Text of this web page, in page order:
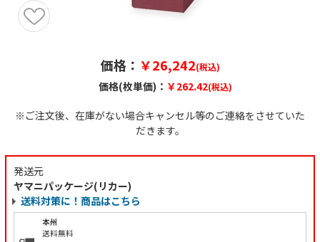
価格： ￥26,242(税込)
価格(枚単価)： ￥262.42(税込)
※ご注文後、在庫がない場合キャンセル等のご連絡をさせていた
だきます。
発送元
ヤマニパッケージ(リカー)
送料対策に！商品はこちら
本州
送料無料